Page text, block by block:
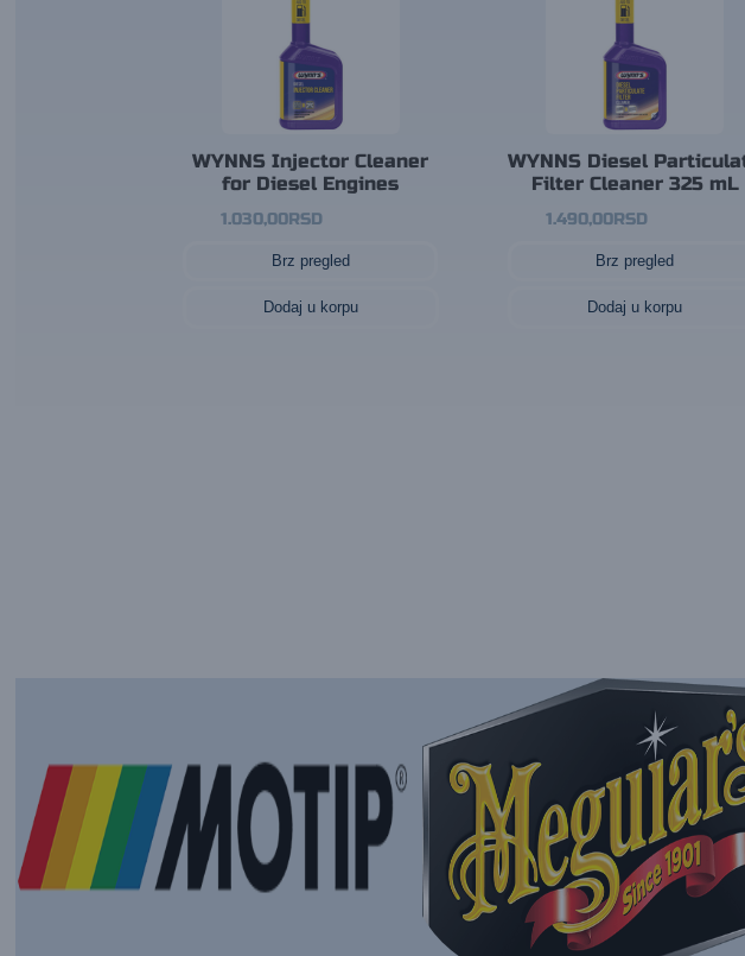
WYNNS Injector Cleaner
for Diesel Engines
1.030,00RSD
Brz pregled
Dodaj u korpu
WYNNS Diesel
Filter Cleaner 325 mL
1.490,00RSD
Brz pregled
Dodaj u korpu